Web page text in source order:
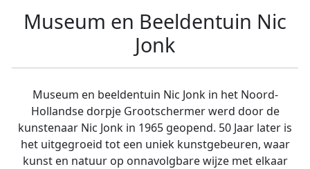
Museum en Beeldentuin Nic
Jonk
Museum en beeldentuin Nic Jonk in het Noord-
Hollandse dorpje Grootschermer werd door de
kunstenaar Nic Jonk in 1965 geopend. 50 Jaar later is
het uitgegroeid tot een uniek kunstgebeuren, waar
kunst en natuur op onnavolgbare wijze met elkaar